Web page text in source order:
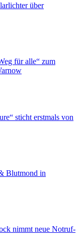
über
für alle“ zum
sticht erstmals von
Blutmond in
nimmt neue Notruf-